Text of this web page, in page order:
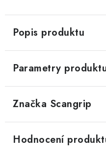
Popis produktu
Parametry
Značka Scangrip
Hodnocení